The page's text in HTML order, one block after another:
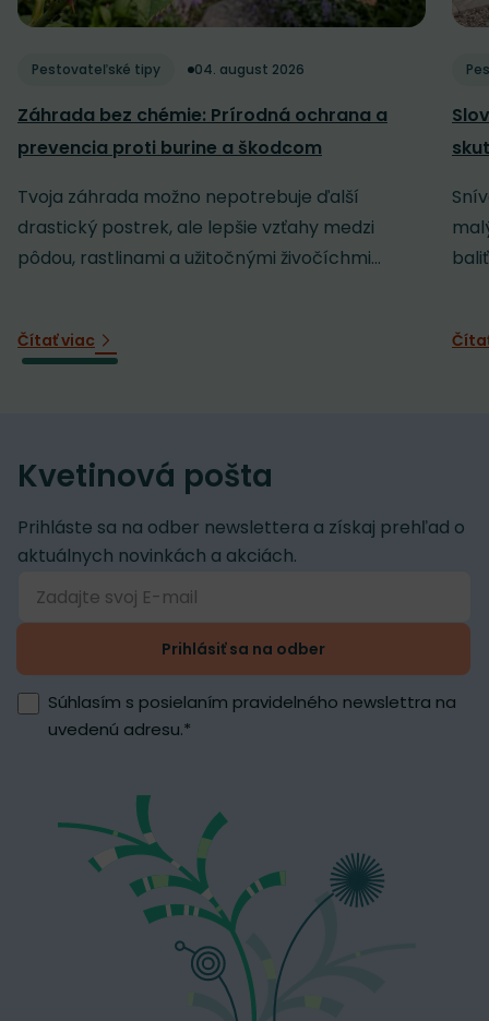
Pestovateľské tipy 04. august 2026
Záhrada bez chémie: Prírodná ochrana a
prevencia proti burine a škodcom
Tvoja záhrada možno nepotrebuje ďalší
drastický postrek, ale lepšie vzťahy medzi
pôdou, rastlinami a užitočnými živočíchmi...
Čítať viac
Kvetinová pošta
Prihláste sa na odber newslettera a získaj prehľad o
aktuálnych novinkách a akciách.
Prihlásiť sa na odber
Súhlasím s posielaním pravidelného newslettra na
uvedenú adresu.*